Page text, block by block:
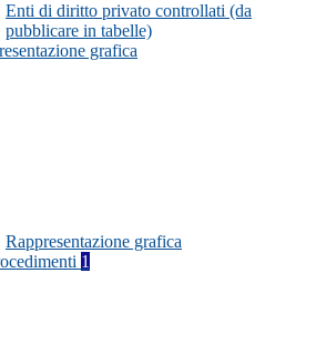
Enti di diritto privato controllati (da
pubblicare in tabelle)
grafica
Rappresentazione grafica
1